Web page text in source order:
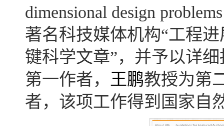
dimensional design
著名科技媒体机构“工程进
键科学文章”，并予以详
第一作者， 王鹏教授为第
者，该项工作得到国家自